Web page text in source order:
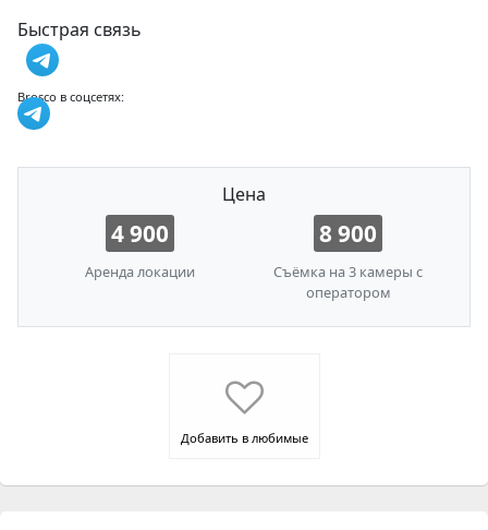
Быстрая связь
Brosco в соцсетях:
Цена
4 900
Аренда локации
8 900
Съёмка на 3 камеры с
оператором
Добавить в любимые